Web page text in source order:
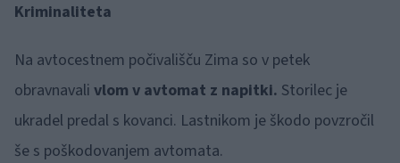
Kriminaliteta
Na avtocestnem počivališču Zima so v petek
obravnavali vlom v avtomat z napitki. Storilec je
ukradel predal s kovanci. Lastnikom je škodo povzročil
še s poškodovanjem avtomata.